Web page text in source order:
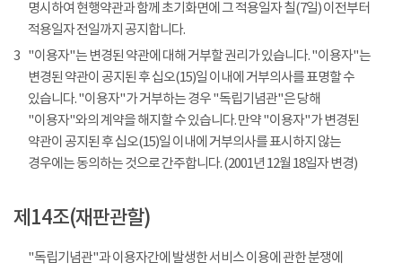
명시하여 현행약관과 함께 초기화면에 그 적용일자 칠(7일) 이전부터
적용일자 전일까지 공지합니다.
3 "이용자"는 변경된 약관에 대해 거부할 권리가 있습니다. "이용자"는
변경된 약관이 공지된 후 십오(15)일 이내에 거부의사를 표명할 수
있습니다. "이용자"가 거부하는 경우 "독립기념관"은 당해
"이용자"와의 계약을 해지할 수 있습니다. 만약 "이용자"가 변경된
약관이 공지된 후 십오(15)일 이내에 거부의사를 표시하지 않는
경우에는 동의하는 것으로 간주합니다. (2001년 12월 18일자 변경)
제14조(재판관할)
"독립기념관"과 이용자간에 발생한 서비스 이용에 관한 분쟁에